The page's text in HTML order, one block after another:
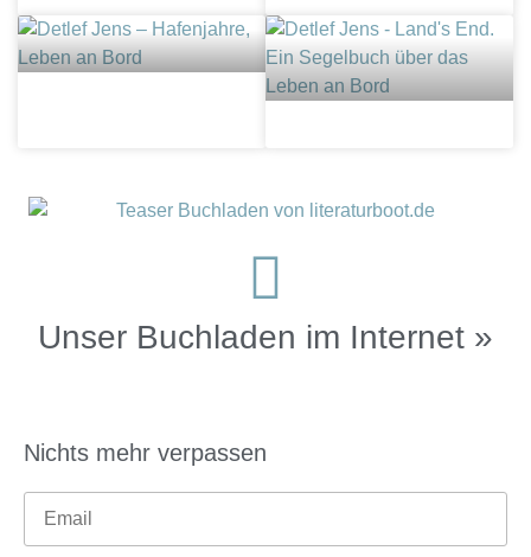
Unser Buchladen im Internet »
Nichts mehr verpassen